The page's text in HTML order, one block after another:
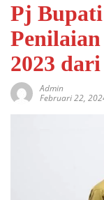
Pj
2023
Admin
Februari 22,